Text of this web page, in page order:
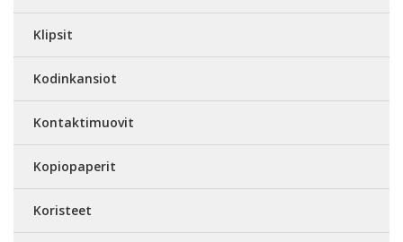
Klipsit
Kodinkansiot
Kontaktimuovit
Kopiopaperit
Koristeet